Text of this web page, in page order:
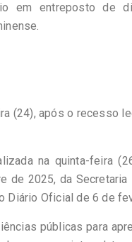
em entreposto de
(24), após o recesso
na quinta-feira
de 2025, da Secretaria
Diário Oficial de 6 de
públicas para